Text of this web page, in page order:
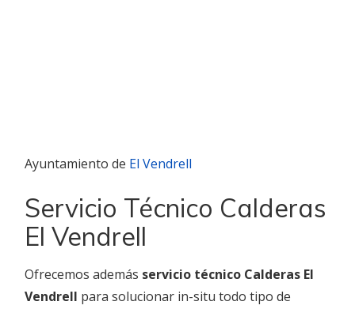
Ayuntamiento de El Vendrell
Servicio Técnico Calderas
El Vendrell
Ofrecemos además servicio técnico Calderas El
Vendrell para solucionar in-situ todo tipo de